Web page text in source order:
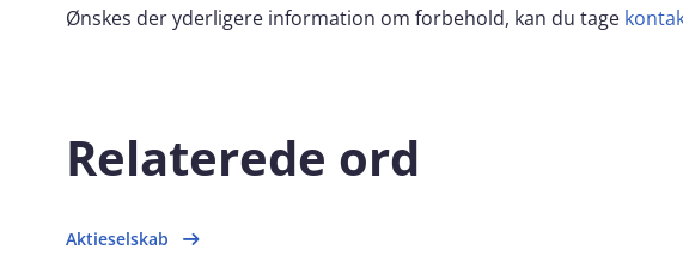
Ønskes der yderligere information om forbehold, kan du tage
Relaterede ord
Aktieselskab